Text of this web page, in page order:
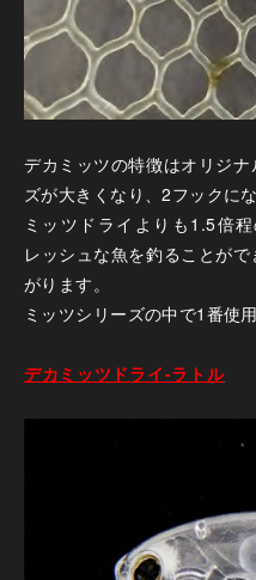
デカミッツの特徴はオリジ
ズが大きくなり、2フックに
ミッツドライよりも1.5倍
レッシュな魚を釣ることが
がります。
ミッツシリーズの中で1番使
デカミッツドライ-ラトル